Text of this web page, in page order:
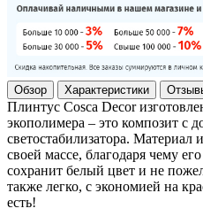
Обзор Характеристики
Плинтус Cosca Decor
экополимера – это композит с
светостабилизатора. Материал
своей массе, благодаря чему
сохранит белый цвет и не
также легко, с экономией на
есть!